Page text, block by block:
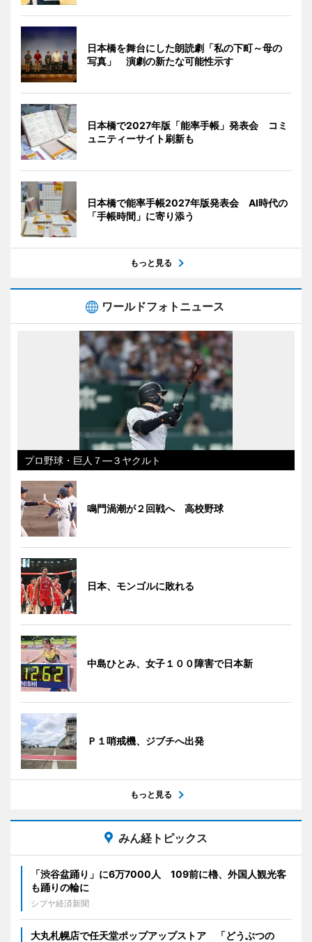
日本橋を舞台にした朗読劇「私の下町～母の
写真」 演劇の新たな可能性示す
日本橋で2027年版「能率手帳」発表会 コミ
ュニティーサイト刷新も
日本橋で能率手帳2027年版発表会 AI時代の
「手帳時間」に寄り添う
もっと見る
ワールドフォトニュース
プロ野球・巨人７―３ヤクルト
鳴門渦潮が２回戦へ 高校野球
日本、モンゴルに敗れる
中島ひとみ、女子１００障害で日本新
Ｐ１哨戒機、ジブチへ出発
もっと見る
みん経トピックス
「渋谷盆踊り」に6万7000人 109前に櫓、外国人観光客
も踊りの輪に
シブヤ経済新聞
大丸札幌店で任天堂ポップアップストア 「どうぶつの